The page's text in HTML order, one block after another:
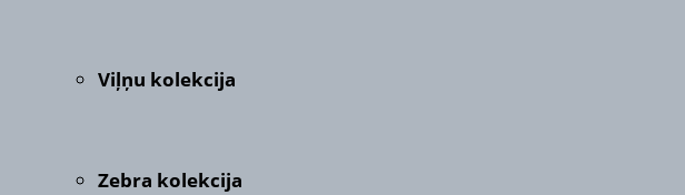
Viļņu kolekcija
Zebra kolekcija